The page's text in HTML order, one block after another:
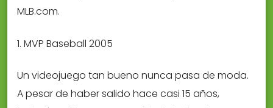
MLB.com.
1. MVP Baseball 2005
Un videojuego tan bueno nunca pasa de moda.
A pesar de haber salido hace casi 15 años,